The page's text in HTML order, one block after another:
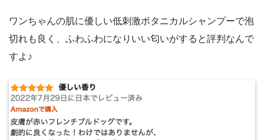
ワンちゃんの肌に優しい低刺激ボタニカルシャンプーで泡
切れも良く、ふわふわになりいい匂いがすると評判なんで
すよ♪